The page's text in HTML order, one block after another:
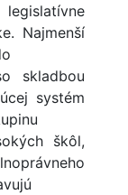
Najmenší
skladbou
systém
škôl,